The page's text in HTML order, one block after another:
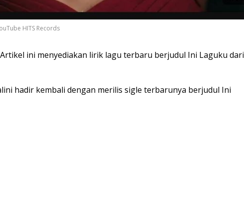
HITS Records
ini menyediakan lirik lagu terbaru berjudul Ini Laguku dari
hadir kembali dengan merilis sigle terbarunya berjudul Ini